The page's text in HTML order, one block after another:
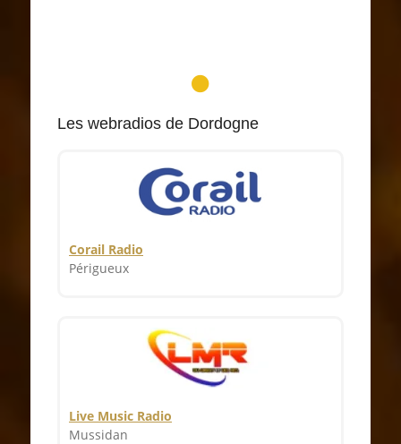
Les webradios de Dordogne
Corail Radio
Périgueux
Live Music Radio
Mussidan